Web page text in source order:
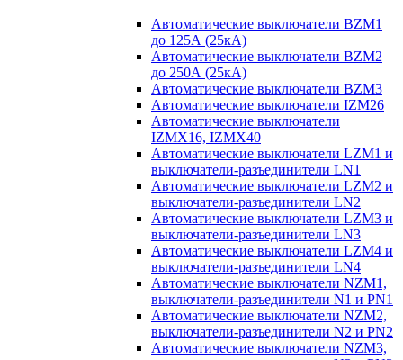
Автоматические выключатели BZM1
до 125А (25кА)
Автоматические выключатели BZM2
до 250А (25кА)
Автоматические выключатели BZM3
Автоматические выключатели IZM26
Автоматические выключатели
IZMX16, IZMX40
Автоматические выключатели LZM1 и
выключатели-разъединители LN1
Автоматические выключатели LZM2 и
выключатели-разъединители LN2
Автоматические выключатели LZM3 и
выключатели-разъединители LN3
Автоматические выключатели LZM4 и
выключатели-разъединители LN4
Автоматические выключатели NZM1,
выключатели-разъединители N1 и PN1
Автоматические выключатели NZM2,
выключатели-разъединители N2 и PN2
Автоматические выключатели NZM3,